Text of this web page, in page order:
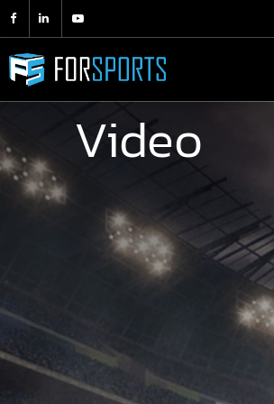
Video